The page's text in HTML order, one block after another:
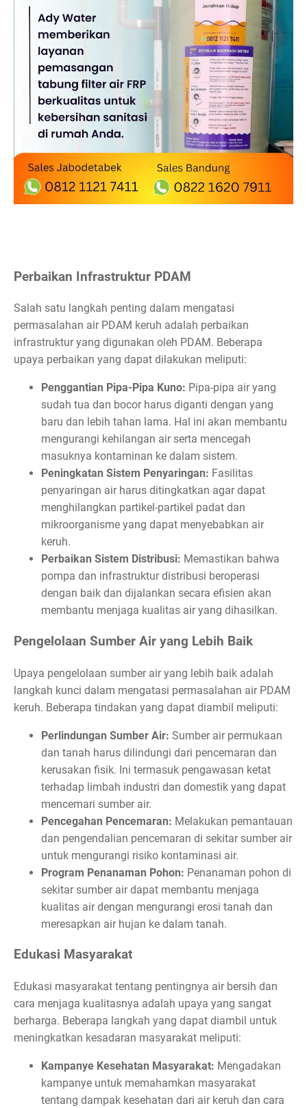
Perbaikan Infrastruktur PDAM
Salah satu langkah penting dalam mengatasi
permasalahan air PDAM keruh adalah perbaikan
infrastruktur yang digunakan oleh PDAM. Beberapa
upaya perbaikan yang dapat dilakukan meliputi:
Penggantian Pipa-Pipa Kuno: Pipa-pipa air yang
sudah tua dan bocor harus diganti dengan yang
baru dan lebih tahan lama. Hal ini akan membantu
mengurangi kehilangan air serta mencegah
masuknya kontaminan ke dalam sistem.
Peningkatan Sistem Penyaringan: Fasilitas
penyaringan air harus ditingkatkan agar dapat
menghilangkan partikel-partikel padat dan
mikroorganisme yang dapat menyebabkan air
keruh.
Perbaikan Sistem Distribusi: Memastikan bahwa
pompa dan infrastruktur distribusi beroperasi
dengan baik dan dijalankan secara efisien akan
membantu menjaga kualitas air yang dihasilkan.
Pengelolaan Sumber Air yang Lebih Baik
Upaya pengelolaan sumber air yang lebih baik adalah
langkah kunci dalam mengatasi permasalahan air PDAM
keruh. Beberapa tindakan yang dapat diambil meliputi:
Perlindungan Sumber Air: Sumber air permukaan
dan tanah harus dilindungi dari pencemaran dan
kerusakan fisik. Ini termasuk pengawasan ketat
terhadap limbah industri dan domestik yang dapat
mencemari sumber air.
Pencegahan Pencemaran: Melakukan pemantauan
dan pengendalian pencemaran di sekitar sumber air
untuk mengurangi risiko kontaminasi air.
Program Penanaman Pohon: Penanaman pohon di
sekitar sumber air dapat membantu menjaga
kualitas air dengan mengurangi erosi tanah dan
meresapkan air hujan ke dalam tanah.
Edukasi Masyarakat
Edukasi masyarakat tentang pentingnya air bersih dan
cara menjaga kualitasnya adalah upaya yang sangat
berharga. Beberapa langkah yang dapat diambil untuk
meningkatkan kesadaran masyarakat meliputi:
Kampanye Kesehatan Masyarakat: Mengadakan
kampanye untuk memahamkan masyarakat
tentang dampak kesehatan dari air keruh dan cara